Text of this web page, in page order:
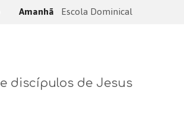
Amanhã Escola Dominical
discípulos de Jesus